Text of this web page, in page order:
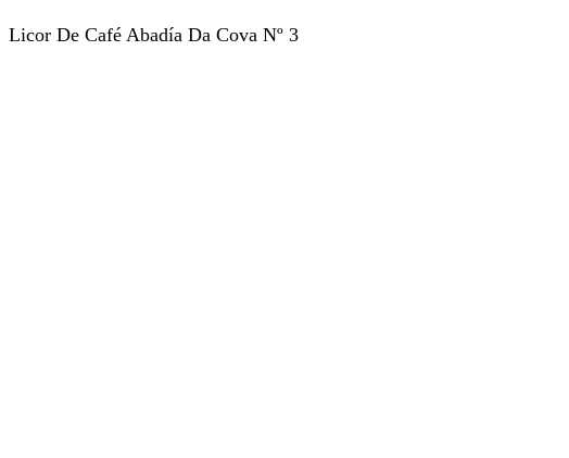
Licor De Café Abadía Da Cova Nº 3